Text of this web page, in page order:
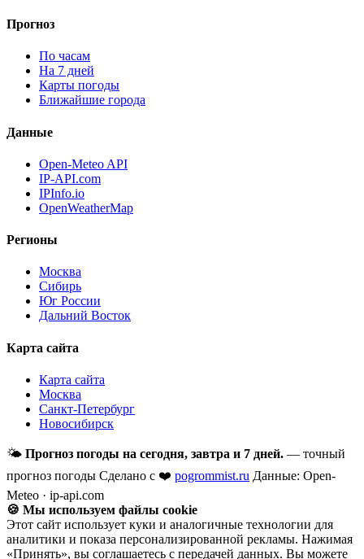
Прогноз
По часам
На 7 дней
Карты погоды
Ближайшие города
Данные
Open-Meteo API
IP-API.com
IPInfo.io
OpenWeatherMap
Регионы
Москва
Сибирь
Юг России
Дальний Восток
Карта сайта
Карта сайта
Москва
Санкт-Петербург
Новосибирск
🌤 Прогноз погоды на сегодня, завтра и 7 дней. — точный
прогноз погоды Сделано с ❤️ pogrommist.ru Данные: Open-
Meteo · ip-api.com
🍪 Мы используем файлы cookie
Этот сайт использует куки и аналогичные технологии для
аналитики и показа персонализированной рекламы. Нажимая
«Принять», вы соглашаетесь с передачей данных. Вы можете